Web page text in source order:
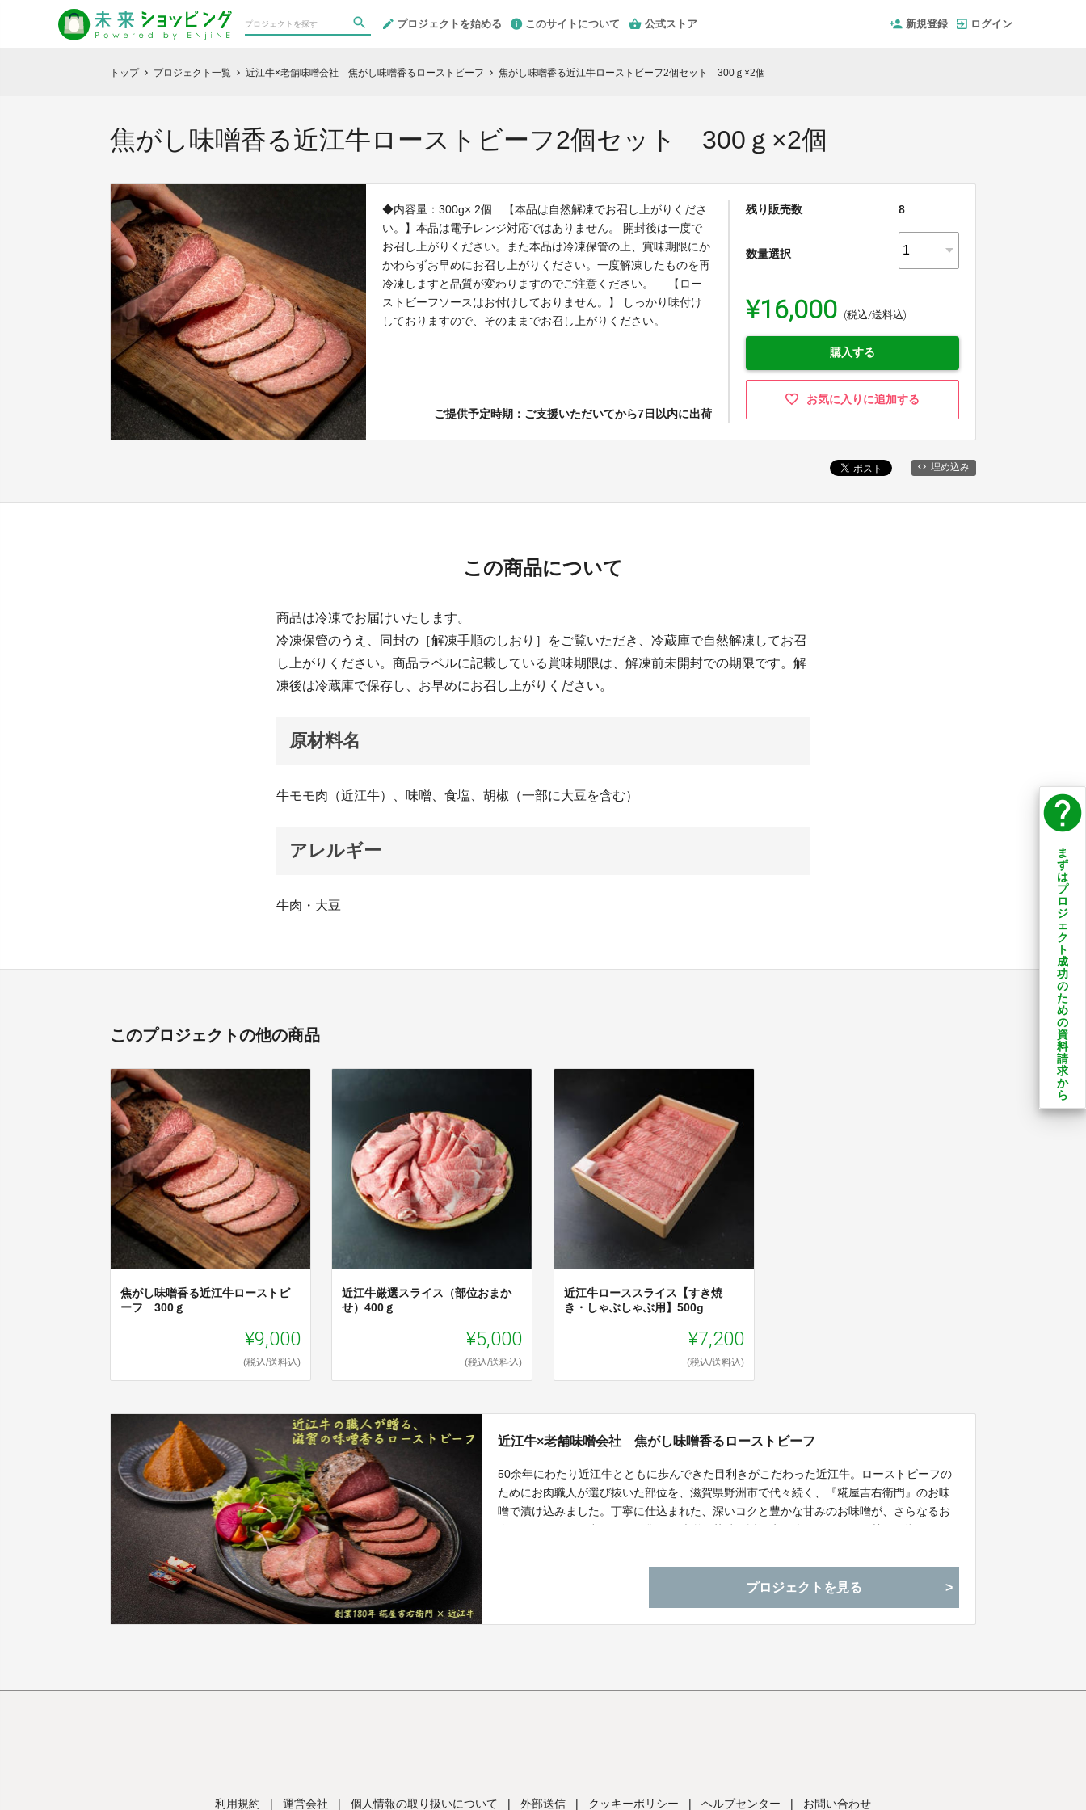
プロジェクトを始める このサイトについて 公式ストア 新規登録 ログイン
トップ chevron_right プロジェクト一覧 chevron_right 近江牛×老舗味噌会社 焦がし味噌香るローストビーフ chevron_right 焦がし味噌香る近江牛ローストビーフ2個セット 300ｇ×2個
焦がし味噌香る近江牛ローストビーフ2個セット 300ｇ×2個
◆内容量：300g× 2個 【本品は自然解凍でお召し上がりくださ
い。】本品は電子レンジ対応ではありません。 開封後は一度で
お召し上がりください。また本品は冷凍保管の上、賞味期限にか
かわらずお早めにお召し上がりください。一度解凍したものを再
冷凍しますと品質が変わりますのでご注意ください。 【ロー
ストビーフソースはお付けしておりません。】 しっかり味付け
しておりますので、そのままでお召し上がりください。
ご提供予定時期：ご支援いただいてから7日以内に出荷
残り販売数 8
数量選択
¥16,000 (税込/送料込)
購入する
お気に入りに追加する
埋め込み
この商品について
商品は冷凍でお届けいたします。
冷凍保管のうえ、同封の［解凍手順のしおり］をご覧いただき、冷蔵庫で自然解凍してお召
し上がりください。商品ラベルに記載している賞味期限は、解凍前未開封での期限です。解
凍後は冷蔵庫で保存し、お早めにお召し上がりください。
原材料名
牛モモ肉（近江牛）、味噌、食塩、胡椒（一部に大豆を含む）
アレルギー
牛肉・大豆
このプロジェクトの他の商品
焦がし味噌香る近江牛ローストビ
ーフ 300ｇ
¥9,000
(税込/送料込)
近江牛厳選スライス（部位おまか
せ）400ｇ
¥5,000
(税込/送料込)
近江牛ローススライス【すき焼
き・しゃぶしゃぶ用】500g
¥7,200
(税込/送料込)
近江牛×老舗味噌会社 焦がし味噌香るローストビーフ
50余年にわたり近江牛とともに歩んできた目利きがこだわった近江牛。ローストビーフの
ためにお肉職人が選び抜いた部位を、滋賀県野洲市で代々続く、『糀屋吉右衛門』のお味
噌で漬け込みました。丁寧に仕込まれた、深いコクと豊かな甘みのお味噌が、さらなるお
プロジェクトを見る
help
ま
ず
は
プ
ロ
ジ
ェ
ク
ト
成
功
の
た
め
の
資
料
請
求
か
ら
利用規約 | 運営会社 | 個人情報の取り扱いについて | 外部送信 | クッキーポリシー | ヘルプセンター | お問い合わせ